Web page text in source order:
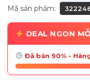
Mã sản phẩm:
DEAL NGON
Đã bán 90% -